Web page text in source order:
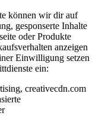
können wir dir auf
gesponserte Inhalte
oder Produkte
anzeigen
Einwilligung setzen
ein:
creativecdn.com